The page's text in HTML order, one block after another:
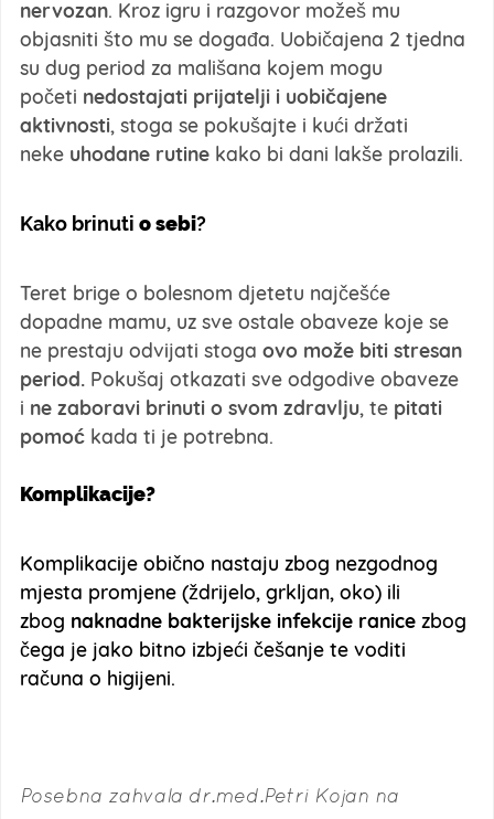
nervozan. Kroz igru i razgovor možeš mu
objasniti što mu se događa. Uobičajena 2 tjedna
su dug period za mališana kojem mogu
početi nedostajati prijatelji i uobičajene
aktivnosti, stoga se pokušajte i kući držati
neke uhodane rutinekako bi dani lakše prolazili.
Kako brinuti o sebi?
Teret brige o bolesnom djetetu najčešće
dopadne mamu, uz sve ostale obaveze koje se
ne prestaju odvijati stoga ovo može biti stresan
period. Pokušaj otkazati sve odgodive obaveze
i ne zaboravi brinuti o svom zdravlju, te pitati
pomoćkada ti je potrebna.
Komplikacije?
Komplikacije obično nastaju zbog nezgodnog
mjesta promjene (ždrijelo, grkljan, oko) ili
zbog naknadne bakterijske infekcije ranice zbog
čega je jako bitno izbjeći češanje te voditi
računa o higijeni.
Posebna zahvala dr.med.Petri Kojan na